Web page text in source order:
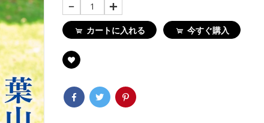
1
カートに入れる 今すぐ購入
￥1,760(税込)